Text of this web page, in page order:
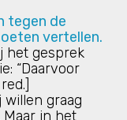
tegen de
vertellen.
het gesprek
“Daarvoor
willen graag
Maar in het